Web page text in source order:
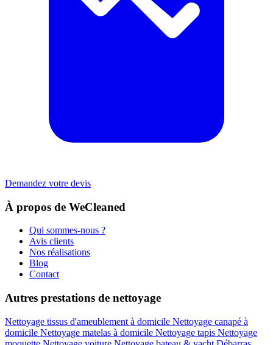
Demandez votre devis
À propos de WeCleaned
Qui sommes-nous ?
Avis clients
Nos réalisations
Blog
Contact
Autres prestations de nettoyage
Nettoyage tissus d'ameublement à domicile Nettoyage canapé à
domicile Nettoyage matelas à domicile Nettoyage tapis Nettoyage